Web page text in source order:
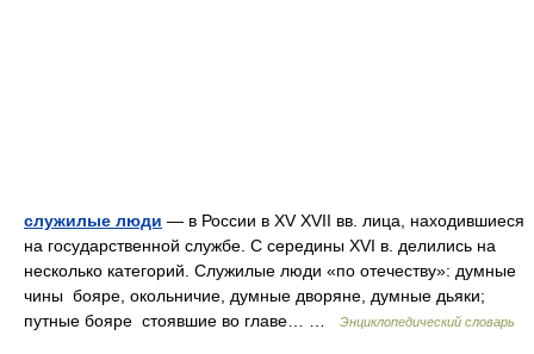
служилые люди — в России в XV XVII вв. лица, находившиеся
на государственной службе. С середины XVI в. делились на
несколько категорий. Служилые люди «по отечеству»: думные
чины бояре, окольничие, думные дворяне, думные дьяки;
путные бояре стоявшие во главе… …
Энциклопедический словарь